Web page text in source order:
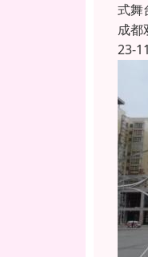
式舞
成都
23-